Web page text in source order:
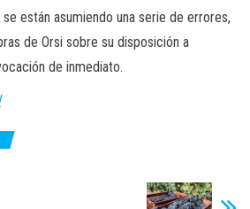
están asumiendo una serie de errores,
de Orsi sobre su disposición a
de inmediato.